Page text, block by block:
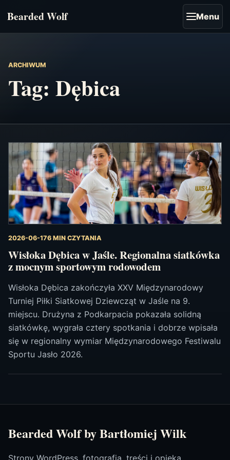
Bearded Wolf Menu
ARCHIWUM
Tag: Dębica
2026-06-176 MIN CZYTANIA
Wisłoka Dębica w Jaśle. Regionalna siatkówka
z mocnym sportowym rodowodem
Wisłoka Dębica zakończyła XXV Międzynarodowy
Turniej Piłki Siatkowej Dziewcząt w Jaśle na 9.
miejscu. Drużyna z Podkarpacia pokazała solidną
siatkówkę, wygrała cztery spotkania i dobrze wpisała
się w regionalny wymiar Międzynarodowego Festiwalu
Sportu Jasło 2026.
Bearded Wolf by Bartłomiej Wilk
Strony WordPress, fotografia, treści i opieka